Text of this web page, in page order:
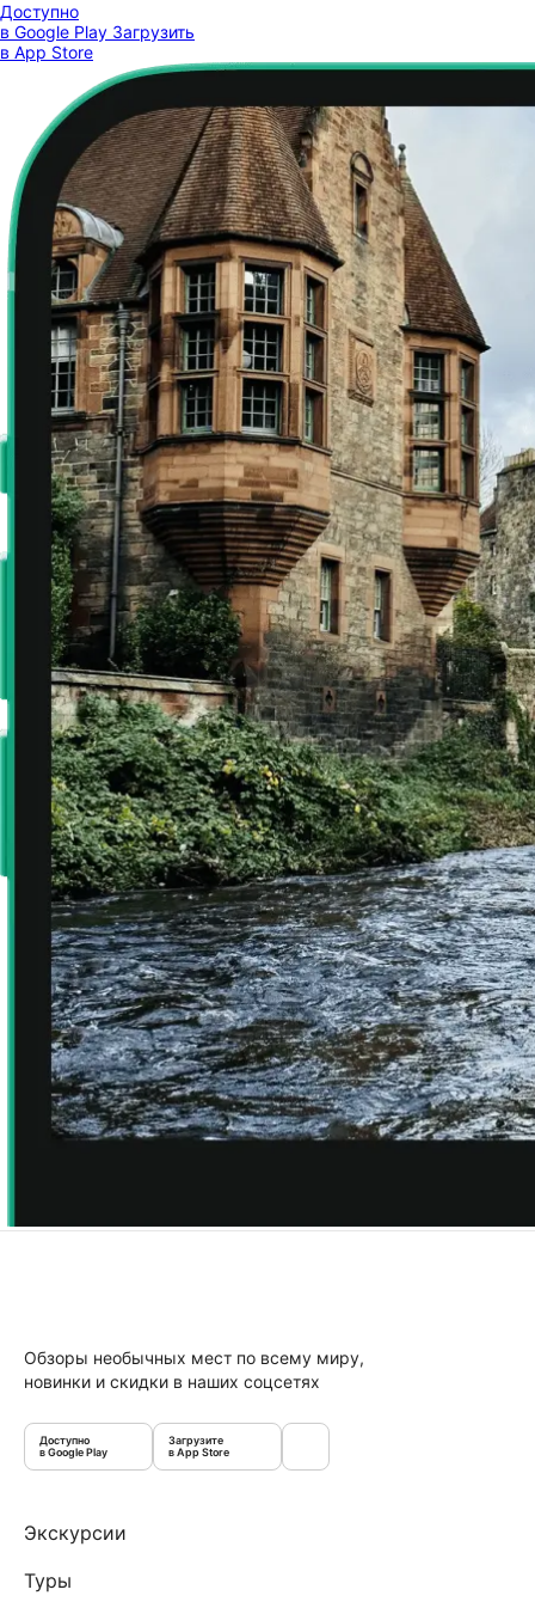
Доступно
в Google Play Загрузить
в App Store
Обзоры необычных мест по всему миру,
новинки и скидки в наших соцсетях
Доступно
в Google Play
Загрузите
в App Store
Экскурсии
Туры